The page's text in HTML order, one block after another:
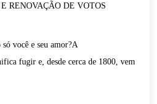
RENOVAÇÃO DE VOTOS
só você e seu amor?A
fugir e, desde cerca de 1800, vem